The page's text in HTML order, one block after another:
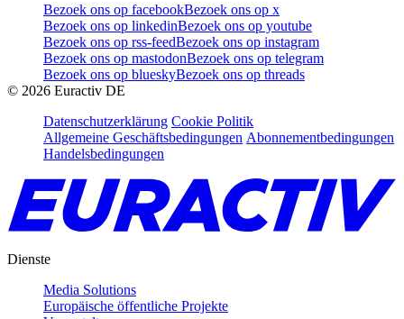
Bezoek ons op facebookBezoek ons op x
Bezoek ons op linkedinBezoek ons op youtube
Bezoek ons op rss-feedBezoek ons op instagram
Bezoek ons op mastodonBezoek ons op telegram
Bezoek ons op blueskyBezoek ons op threads
© 2026 Euractiv DE
Datenschutzerklärung Cookie Politik
Allgemeine Geschäftsbedingungen Abonnementbedingungen
Handelsbedingungen
Dienste
Media Solutions
Europäische öffentliche Projekte